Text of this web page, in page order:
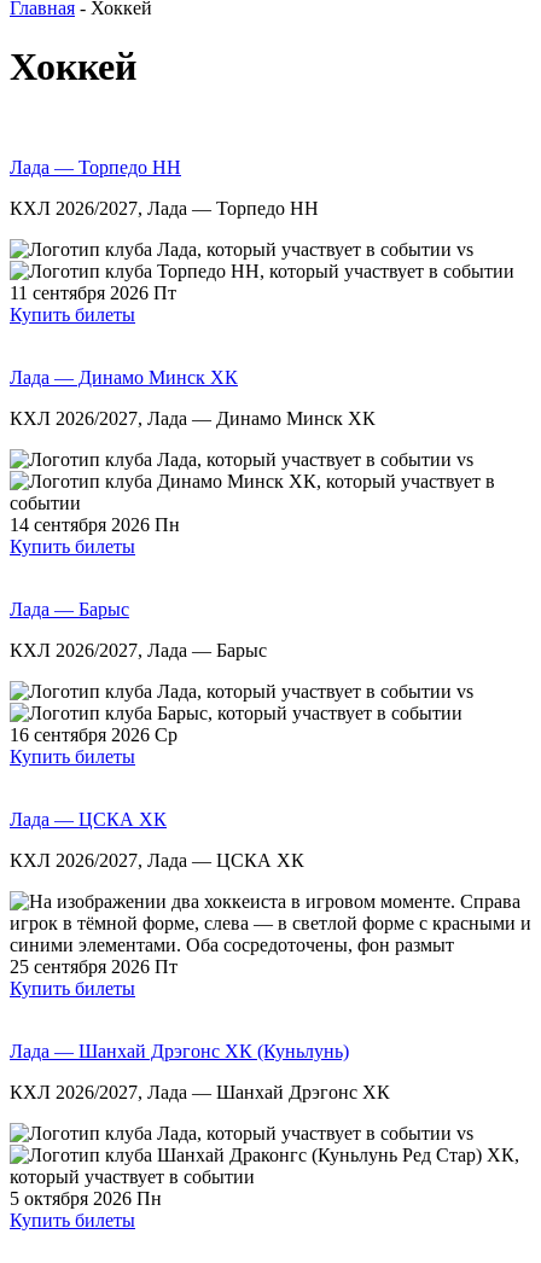
Главная - Хоккей
Хоккей
Лада — Торпедо НН
КХЛ 2026/2027, Лада — Торпедо НН
vs
11 сентября 2026 Пт
Купить билеты
Лада — Динамо Минск ХК
КХЛ 2026/2027, Лада — Динамо Минск ХК
vs
14 сентября 2026 Пн
Купить билеты
Лада — Барыс
КХЛ 2026/2027, Лада — Барыс
vs
16 сентября 2026 Ср
Купить билеты
Лада — ЦСКА ХК
КХЛ 2026/2027, Лада — ЦСКА ХК
25 сентября 2026 Пт
Купить билеты
Лада — Шанхай Дрэгонс ХК (Куньлунь)
КХЛ 2026/2027, Лада — Шанхай Дрэгонс ХК
vs
5 октября 2026 Пн
Купить билеты